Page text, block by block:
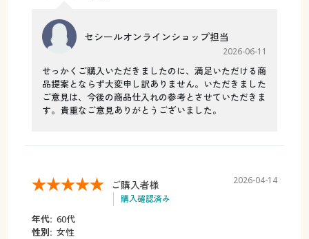
セシールオンラインショップ担当
2026-06-11
せっかくご購入いただきましたのに、満足いただける商
品提案とならず大変申し訳ありません。いただきました
ご意見は、今後の商品仕入れの参考とさせていただきま
す。貴重なご意見ありがとうございました。
ご購入者様
購入確認済み
2026-04-14
年代: 60代
性別: 女性